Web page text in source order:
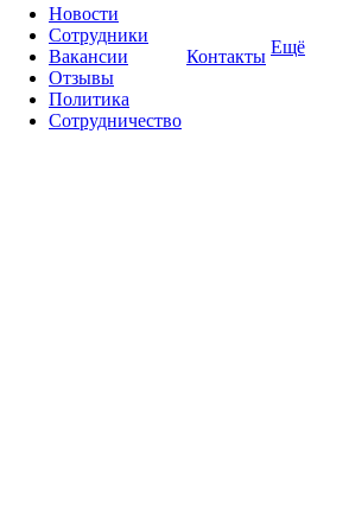
Новости
Сотрудники
Вакансии
Отзывы
Политика
Сотрудничество
Контакты Ещё